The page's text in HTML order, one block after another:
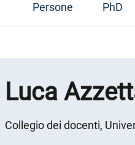
Persone
PhD
Luca
Collegio dei docenti,